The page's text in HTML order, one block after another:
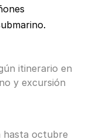
itinerario en
y excursión
hasta octubre